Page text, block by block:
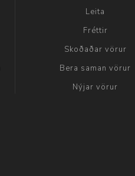
Leita
Fréttir
Skoðaðar vörur
Bera saman vörur
Nýjar vörur